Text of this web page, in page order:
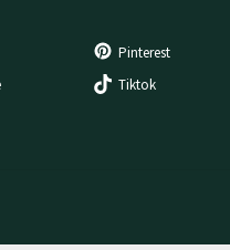
Pinterest
Tiktok